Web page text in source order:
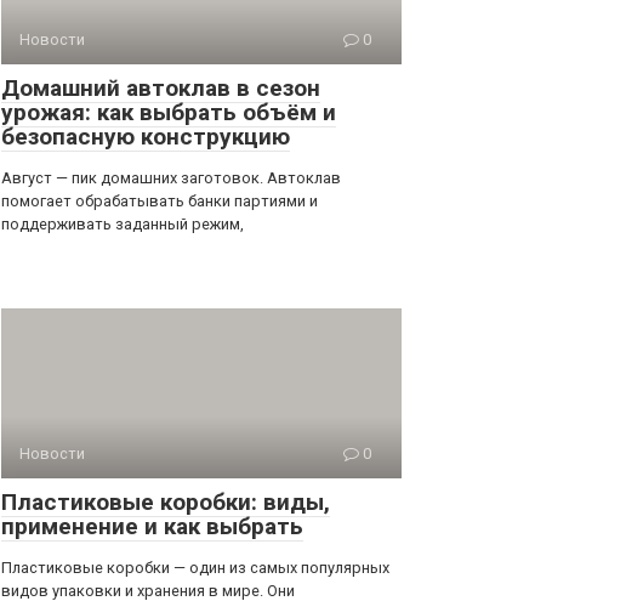
Новости 0
Домашний автоклав в сезон
урожая: как выбрать объём и
безопасную конструкцию
Август — пик домашних заготовок. Автоклав
помогает обрабатывать банки партиями и
поддерживать заданный режим,
Новости 0
Пластиковые коробки: виды,
применение и как выбрать
Пластиковые коробки — один из самых популярных
видов упаковки и хранения в мире. Они